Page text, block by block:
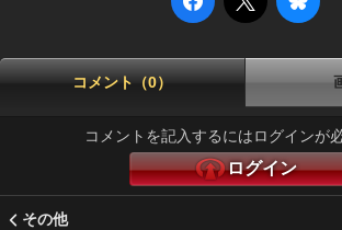
コメント（0）
コメントを記入するにはログインが
ログイン
その他